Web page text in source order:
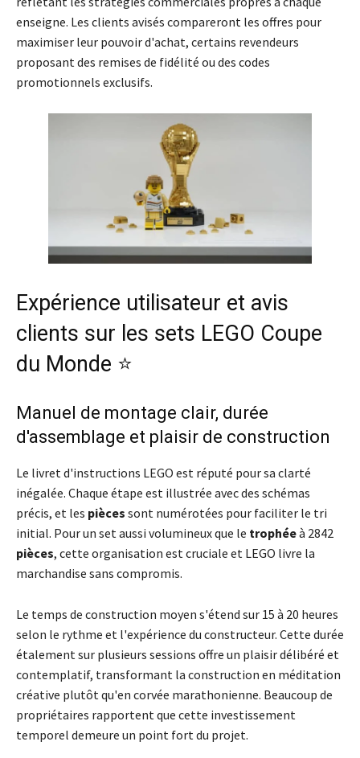
enseigne. Les clients avisés compareront les offres pour
maximiser leur pouvoir d'achat, certains revendeurs
proposant des remises de fidélité ou des codes
promotionnels exclusifs.
Expérience utilisateur et avis
clients sur les sets LEGO Coupe
du Monde ⭐
Manuel de montage clair, durée
d'assemblage et plaisir de construction
Le livret d'instructions LEGO est réputé pour sa clarté
inégalée. Chaque étape est illustrée avec des schémas
précis, et les pièces sont numérotées pour faciliter le tri
initial. Pour un set aussi volumineux que le trophéeà 2842
pièces, cette organisation est cruciale et LEGO livre la
marchandise sans compromis.
Le temps de construction moyen s'étend sur 15 à 20 heures
selon le rythme et l'expérience du constructeur. Cette durée
étalement sur plusieurs sessions offre un plaisir délibéré et
contemplatif, transformant la construction en méditation
créative plutôt qu'en corvée marathonienne. Beaucoup de
propriétaires rapportent que cette investissement
temporel demeure un point fort du projet.